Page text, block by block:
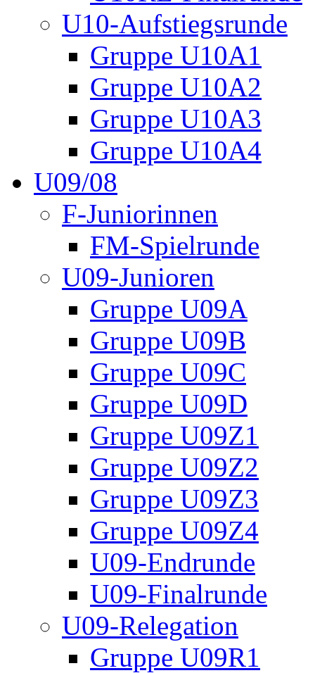
U10-Aufstiegsrunde
Gruppe U10A1
Gruppe U10A2
Gruppe U10A3
Gruppe U10A4
U09/08
F-Juniorinnen
FM-Spielrunde
U09-Junioren
Gruppe U09A
Gruppe U09B
Gruppe U09C
Gruppe U09D
Gruppe U09Z1
Gruppe U09Z2
Gruppe U09Z3
Gruppe U09Z4
U09-Endrunde
U09-Finalrunde
U09-Relegation
Gruppe U09R1